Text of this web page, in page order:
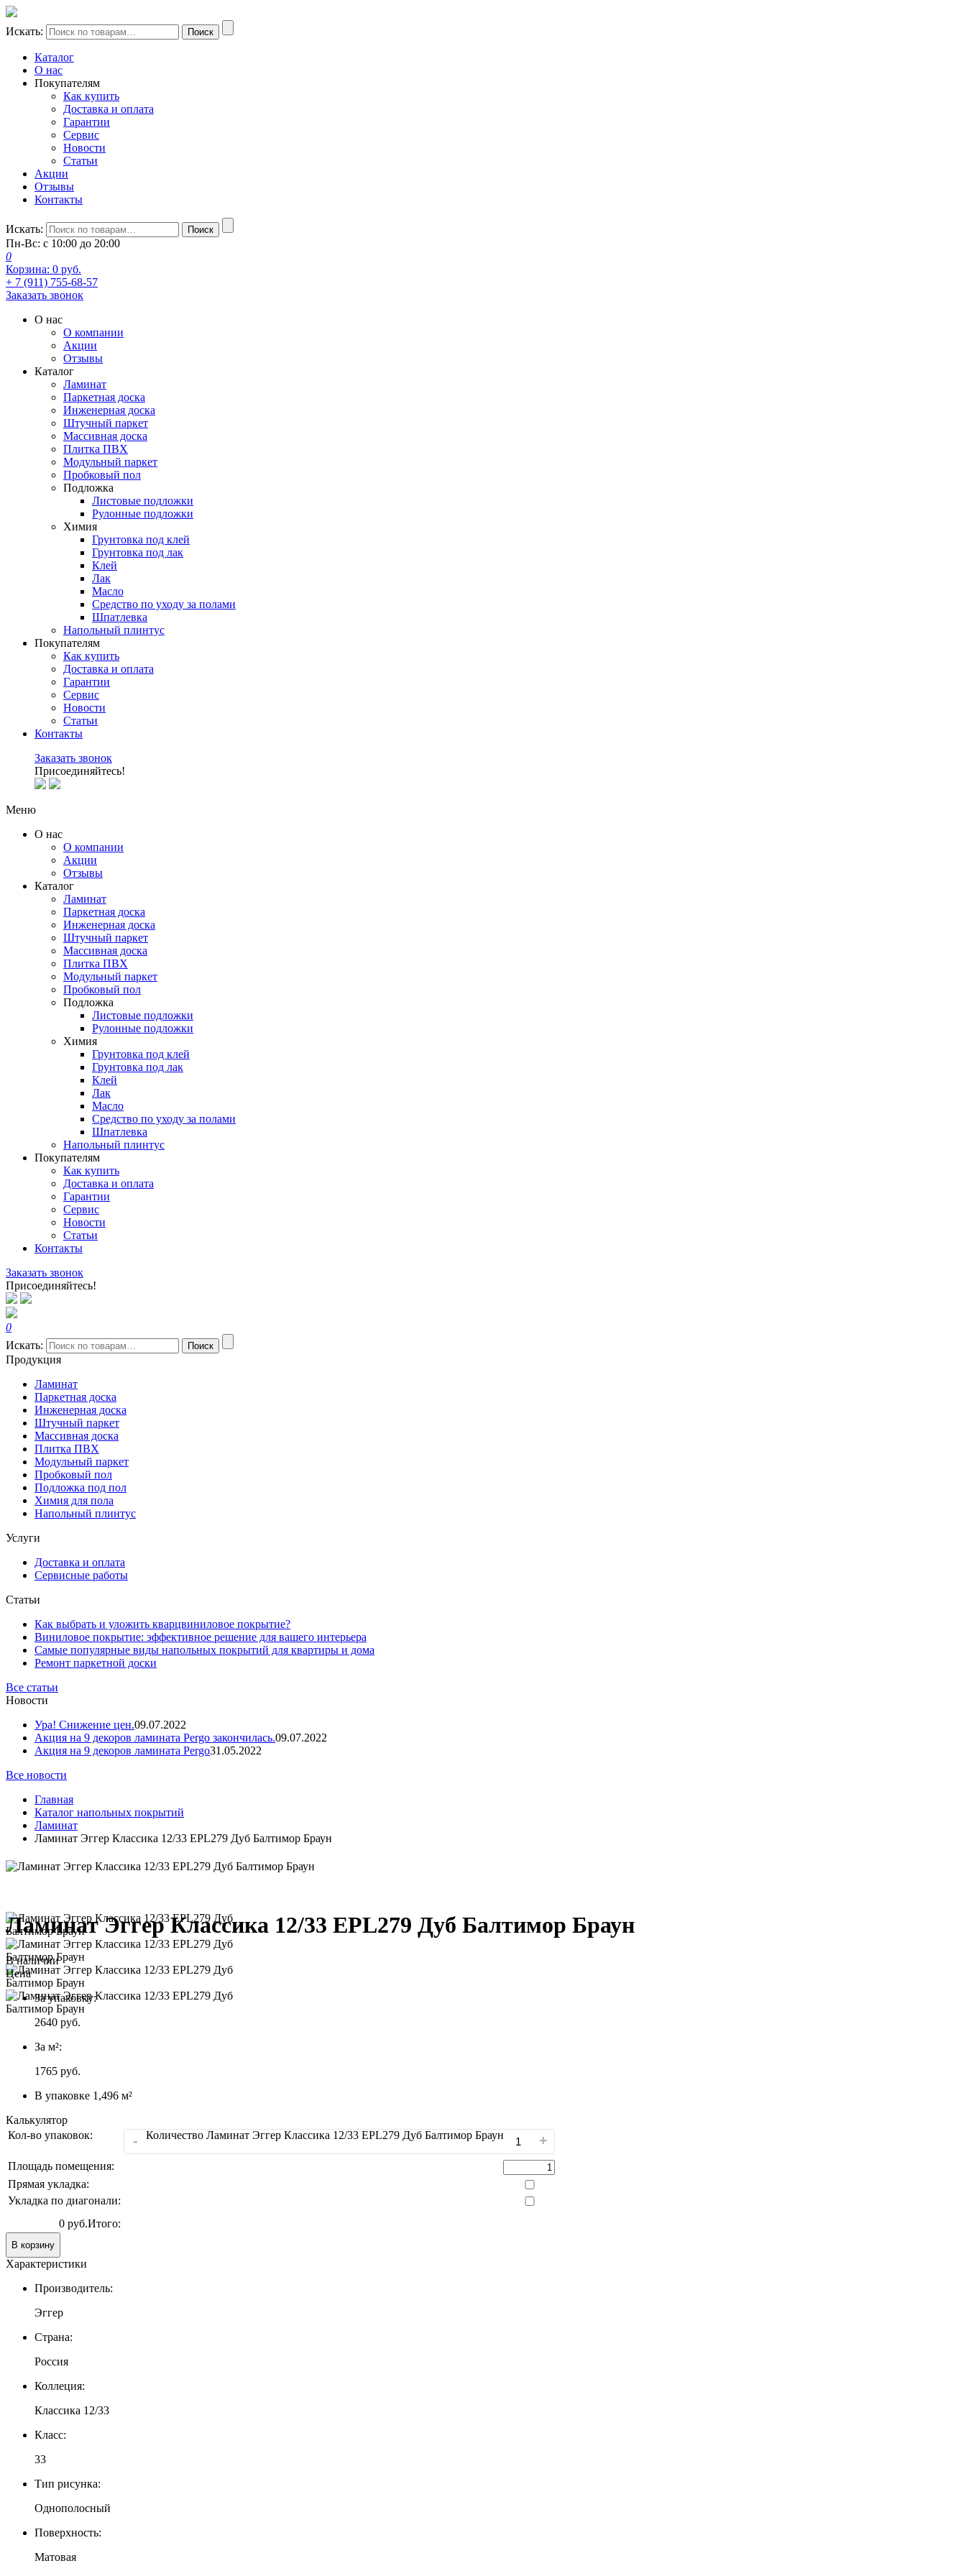
Искать: Поиск
Каталог
О нас
Покупателям
Как купить
Доставка и оплата
Гарантии
Сервис
Новости
Статьи
Акции
Отзывы
Контакты
Искать: Поиск
Пн-Вс: с 10:00 до 20:00
0
Корзина: 0 руб.
+ 7 (911) 755-68-57
Заказать звонок
О нас
О компании
Акции
Отзывы
Каталог
Ламинат
Паркетная доска
Инженерная доска
Штучный паркет
Массивная доска
Плитка ПВХ
Модульный паркет
Пробковый пол
Подложка
Листовые подложки
Рулонные подложки
Химия
Грунтовка под клей
Грунтовка под лак
Клей
Лак
Масло
Средство по уходу за полами
Шпатлевка
Напольный плинтус
Покупателям
Как купить
Доставка и оплата
Гарантии
Сервис
Новости
Статьи
Контакты
Заказать звонок
Присоединяйтесь!
Меню
О нас
О компании
Акции
Отзывы
Каталог
Ламинат
Паркетная доска
Инженерная доска
Штучный паркет
Массивная доска
Плитка ПВХ
Модульный паркет
Пробковый пол
Подложка
Листовые подложки
Рулонные подложки
Химия
Грунтовка под клей
Грунтовка под лак
Клей
Лак
Масло
Средство по уходу за полами
Шпатлевка
Напольный плинтус
Покупателям
Как купить
Доставка и оплата
Гарантии
Сервис
Новости
Статьи
Контакты
Заказать звонок
Присоединяйтесь!
0
Искать:
Поиск
Продукция
Ламинат
Паркетная доска
Инженерная доска
Штучный паркет
Массивная доска
Плитка ПВХ
Модульный паркет
Пробковый пол
Подложка под пол
Химия для пола
Напольный плинтус
Услуги
Доставка и оплата
Сервисные работы
Статьи
Как выбрать и уложить кварцвиниловое покрытие?
Виниловое покрытие: эффективное решение для вашего интерьера
Самые популярные виды напольных покрытий для квартиры и дома
Ремонт паркетной доски
Все статьи
Новости
Ура! Снижение цен.09.07.2022
Акция на 9 декоров ламината Pergo закончилась.09.07.2022
Акция на 9 декоров ламината Pergo31.05.2022
Все новости
Главная
Каталог напольных покрытий
Ламинат
Ламинат Эггер Классика 12/33 EPL279 Дуб Балтимор Браун
Ламинат Эггер Классика 12/33 EPL279 Дуб Балтимор Браун
В наличии
Цена
За упаковку:
2640 руб.
За м²:
1765 руб.
В упаковке 1,496 м²
Калькулятор
Кол-во упаковок:
- Количество Ламинат Эггер Классика 12/33 EPL279 Дуб Балтимор Браун +
Площадь помещения:
Прямая укладка:
Укладка по диагонали:
Итого:
0 руб.
В корзину
Характеристики
Производитель:
Эггер
Страна:
Россия
Коллеция:
Классика 12/33
Класс:
33
Тип рисунка:
Однополосный
Поверхность:
Матовая